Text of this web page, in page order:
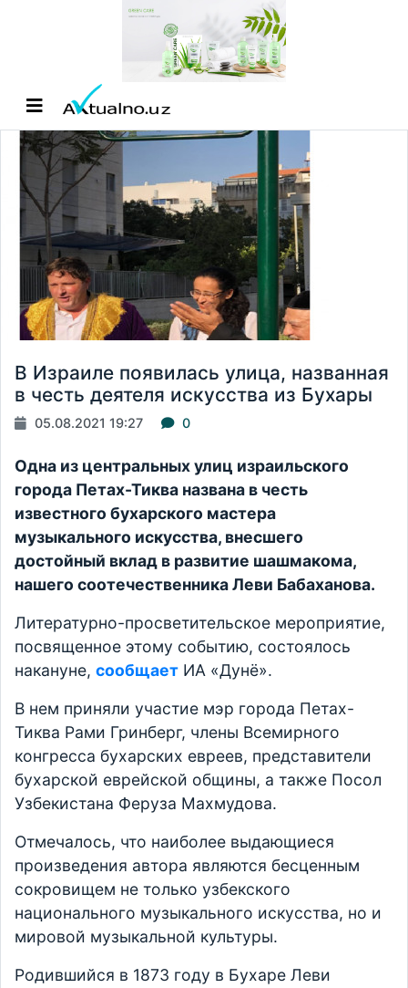
В Израиле появилась улица, названная
в честь деятеля искусства из Бухары
05.08.2021 19:27 0
Одна из центральных улиц израильского
города Петах-Тиква названа в честь
известного бухарского мастера
музыкального искусства, внесшего
достойный вклад в развитие шашмакома,
нашего соотечественника Леви Бабаханова.
Литературно-просветительское мероприятие,
посвященное этому событию, состоялось
накануне, сообщает ИА «Дунё».
В нем приняли участие мэр города Петах-
Тиква Рами Гринберг, члены Всемирного
конгресса бухарских евреев, представители
бухарской еврейской общины, а также Посол
Узбекистана Феруза Махмудова.
Отмечалось, что наиболее выдающиеся
произведения автора являются бесценным
сокровищем не только узбекского
национального музыкального искусства, но и
мировой музыкальной культуры.
Родившийся в 1873 году в Бухаре Леви